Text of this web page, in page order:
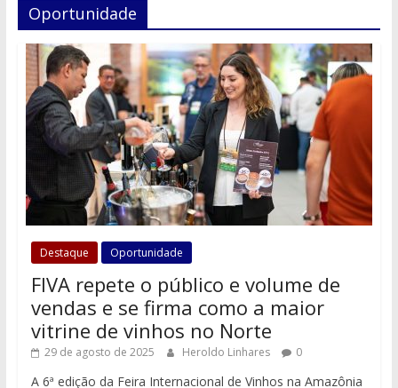
Oportunidade
Destaque Oportunidade
FIVA repete o público e volume de
vendas e se firma como a maior
vitrine de vinhos no Norte
29 de agosto de 2025 Heroldo Linhares 0
A 6ª edição da Feira Internacional de Vinhos na Amazônia